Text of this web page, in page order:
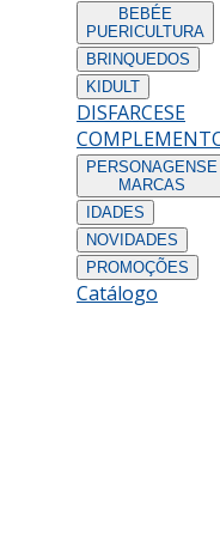
BEBÉE
PUERICULTURA
BRINQUEDOS
KIDULT
DISFARCESE
PERSONAGENS E
MARCAS
IDADES
NOVIDADES
PROMOÇÕES
Catálogo